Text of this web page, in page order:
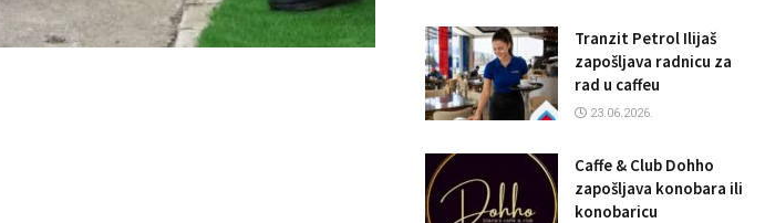
Tranzit Petrol Ilijaš
zapošljava radnicu za
rad u caffeu
23.06.2026.
Caffe & Club Dohho
zapošljava konobara ili
konobaricu